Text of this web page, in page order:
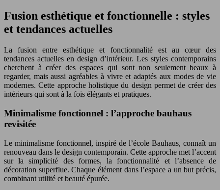
Fusion esthétique et fonctionnelle : styles
et tendances actuelles
La fusion entre esthétique et fonctionnalité est au cœur des
tendances actuelles en design d’intérieur. Les styles contemporains
cherchent à créer des espaces qui sont non seulement beaux à
regarder, mais aussi agréables à vivre et adaptés aux modes de vie
modernes. Cette approche holistique du design permet de créer des
intérieurs qui sont à la fois élégants et pratiques.
Minimalisme fonctionnel : l’approche bauhaus
revisitée
Le minimalisme fonctionnel, inspiré de l’école Bauhaus, connaît un
renouveau dans le design contemporain. Cette approche met l’accent
sur la simplicité des formes, la fonctionnalité et l’absence de
décoration superflue. Chaque élément dans l’espace a un but précis,
combinant utilité et beauté épurée.